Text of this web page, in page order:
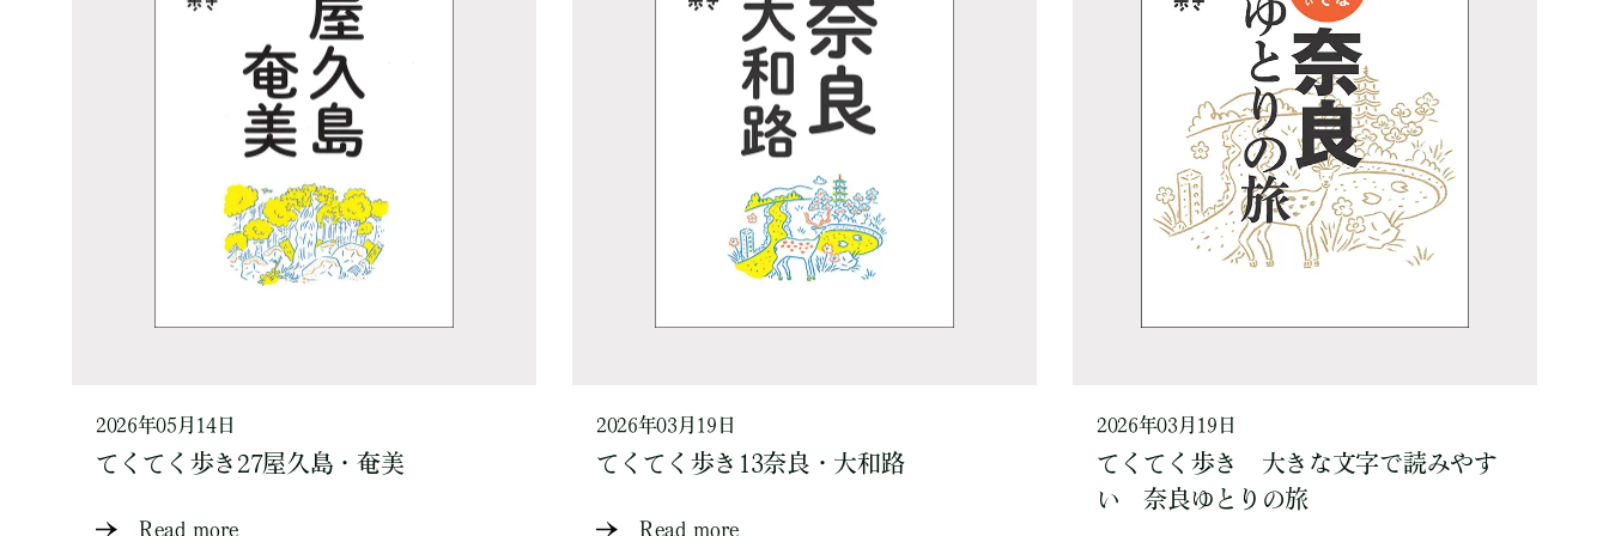
2026年05月14日
てくてく歩き27屋久島・奄美
Read more
2026年03月19日
てくてく歩き13奈良・大和路
Read more
2026年03月19日
てくてく歩き 大きな文字で読みやす
い 奈良ゆとりの旅